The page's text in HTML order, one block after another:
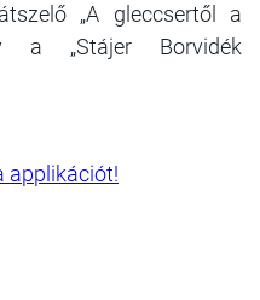
„A gleccsertől a
a „Stájer Borvidék
applikációt!